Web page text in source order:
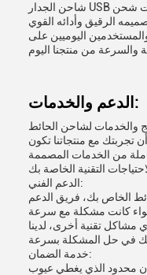
شاحن الجدار USB هو أداة أساسية لأي شخص يطالب بفترات شحن
الرقيق وأدائه القوي
اليوميين على
الدعم والخدمات:
والخدمات لشاحن الحائط
تجربتك مع منتجاتنا تكون
من الخدمات المصممة
الدعم الفني:
الخاص بك، فريق الدعم
كانت مشكلة مع سرعة
مشاكل تقنية أخرى، لدينا
خدمة الضمان:
محدود الذي يغطي عيوب